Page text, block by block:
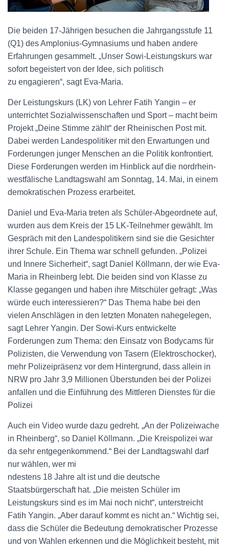
Die beiden 17-Jährigen besuchen die Jahrgangsstufe 11
(Q1) des Amplonius-Gymnasiums und haben andere
Erfahrungen gesammelt. „Unser Sowi-Leistungskurs war
sofort begeistert von der Idee, sich politisch
zu engagieren“, sagt Eva-Maria.
Der Leistungskurs (LK) von Lehrer Fatih Yangin – er
unterrichtet Sozialwissenschaften und Sport – macht beim
Projekt „Deine Stimme zählt“ der Rheinischen Post mit.
Dabei werden Landespolitiker mit den Erwartungen und
Forderungen junger Menschen an die Politik konfrontiert.
Diese Forderungen werden im Hinblick auf die nordrhein-
westfälische Landtagswahl am Sonntag, 14. Mai, in einem
demokratischen Prozess erarbeitet.
Daniel und Eva-Maria treten als Schüler-Abgeordnete auf,
wurden aus dem Kreis der 15 LK-Teilnehmer gewählt. Im
Gespräch mit den Landespolitikern sind sie die Gesichter
ihrer Schule. Ein Thema war schnell gefunden. „Polizei
und Innere Sicherheit“, sagt Daniel Köllmann, der wie Eva-
Maria in Rheinberg lebt. Die beiden sind von Klasse zu
Klasse gegangen und haben ihre Mitschüler gefragt: „Was
würde euch interessieren?“ Das Thema habe bei den
vielen Anschlägen in den letzten Monaten nahegelegen,
sagt Lehrer Yangin. Der Sowi-Kurs entwickelte
Forderungen zum Thema: den Einsatz von Bodycams für
Polizisten, die Verwendung von Tasern (Elektroschocker),
mehr Polizeipräsenz vor dem Hintergrund, dass allein in
NRW pro Jahr 3,9 Millionen Überstunden bei der Polizei
anfallen und die Einführung des Mittleren Dienstes für die
Polizei
Auch ein Video wurde dazu gedreht. „An der Polizeiwache
in Rheinberg“, so Daniel Köllmann. „Die Kreispolizei war
da sehr entgegenkommend.“ Bei der Landtagswahl darf
nur wählen, wer mi
ndestens 18 Jahre alt ist und die deutsche
Staatsbürgerschaft hat. „Die meisten Schüler im
Leistungskurs sind es im Mai noch nicht“, unterstreicht
Fatih Yangin. „Aber darauf kommt es nicht an.“ Wichtig sei,
dass die Schüler die Bedeutung demokratischer Prozesse
und von Wahlen erkennen und die Möglichkeit besteht, mit